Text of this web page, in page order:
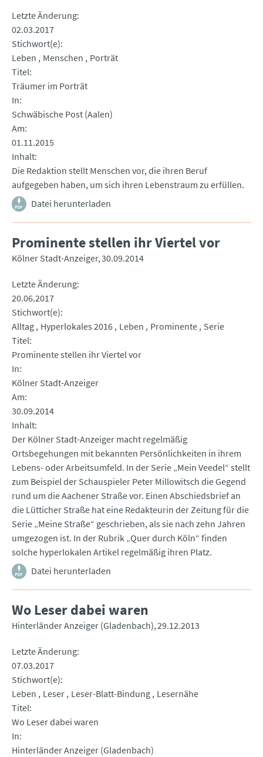
Letzte Änderung
02.03.2017
Stichwort(e)
Leben
Menschen
Porträt
Titel
Träumer im Porträt
In
Schwäbische Post (Aalen)
Am
01.11.2015
Inhalt
Die Redaktion stellt Menschen vor, die ihren Beruf
aufgegeben haben, um sich ihren Lebenstraum zu erfüllen.
Datei herunterladen
Prominente stellen ihr Viertel vor
Kölner Stadt-Anzeiger 30.09.2014
Letzte Änderung
20.06.2017
Stichwort(e)
Alltag Hyperlokales 2016 Leben Prominente Serie
Titel
Prominente stellen ihr Viertel vor
In
Kölner Stadt-Anzeiger
Am
30.09.2014
Inhalt
Der Kölner Stadt-Anzeiger macht regelmäßig
Ortsbegehungen mit bekannten Persönlichkeiten in ihrem
Lebens- oder Arbeitsumfeld. In der Serie „Mein Veedel“ stellt
zum Beispiel der Schauspieler Peter Millowitsch die Gegend
rund um die Aachener Straße vor. Einen Abschiedsbrief an
die Lütticher Straße hat eine Redakteurin der Zeitung für die
Serie „Meine Straße“ geschrieben, als sie nach zehn Jahren
umgezogen ist. In der Rubrik „Quer durch Köln“ finden
solche hyperlokalen Artikel regelmäßig ihren Platz.
Datei herunterladen
Wo Leser dabei waren
Hinterländer Anzeiger (Gladenbach) 29.12.2013
Letzte Änderung
07.03.2017
Stichwort(e)
Leben
Leser Leser-Blatt-Bindung Lesernähe
Titel
Wo Leser dabei waren
In
Hinterländer Anzeiger (Gladenbach)